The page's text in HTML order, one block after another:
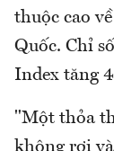
thuộc cao
Quốc. Chỉ
Index tăng
"Một thỏa